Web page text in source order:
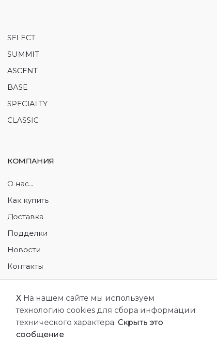
SELECT
SUMMIT
ASCENT
BASE
SPECIALTY
CLASSIC
КОМПАНИЯ
О нас...
Как купить
Доставка
Подделки
Новости
Контакты
Возврат товара
XНа нашем сайте мы используем
технологию cookies для сбора информации
технического характера. Скрыть это
сообщение